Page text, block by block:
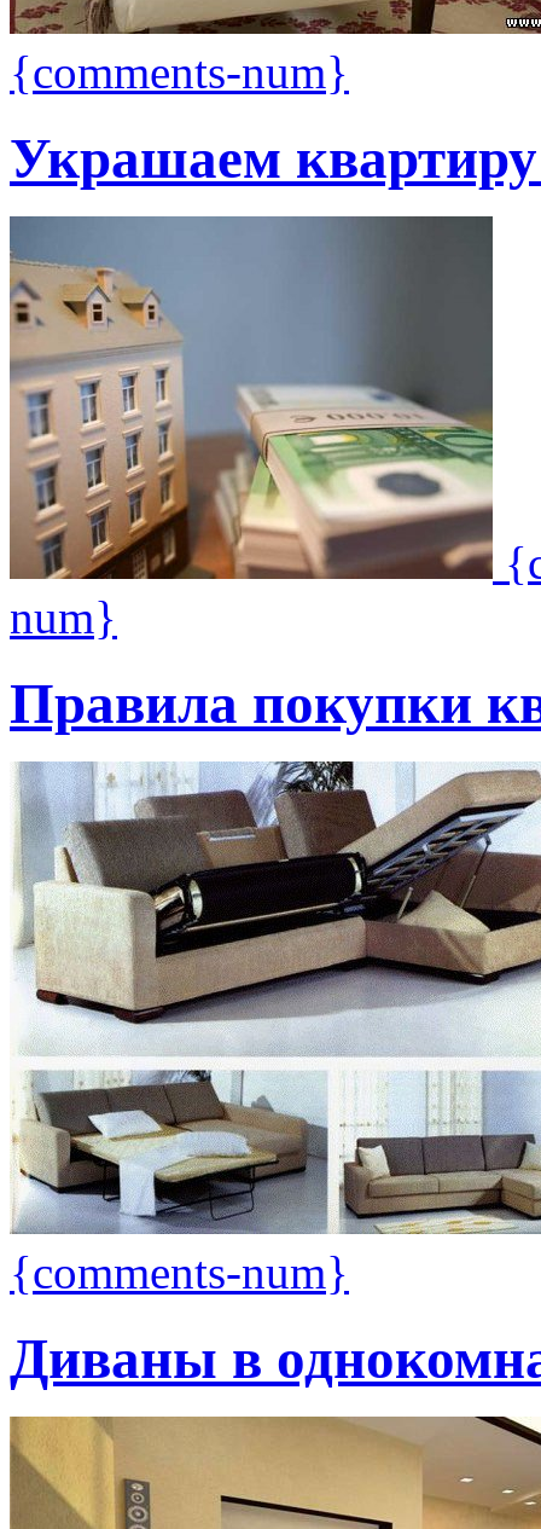
{comments-num}
Украшаем
num}
Правила покупки
{comments-num}
Диваны в